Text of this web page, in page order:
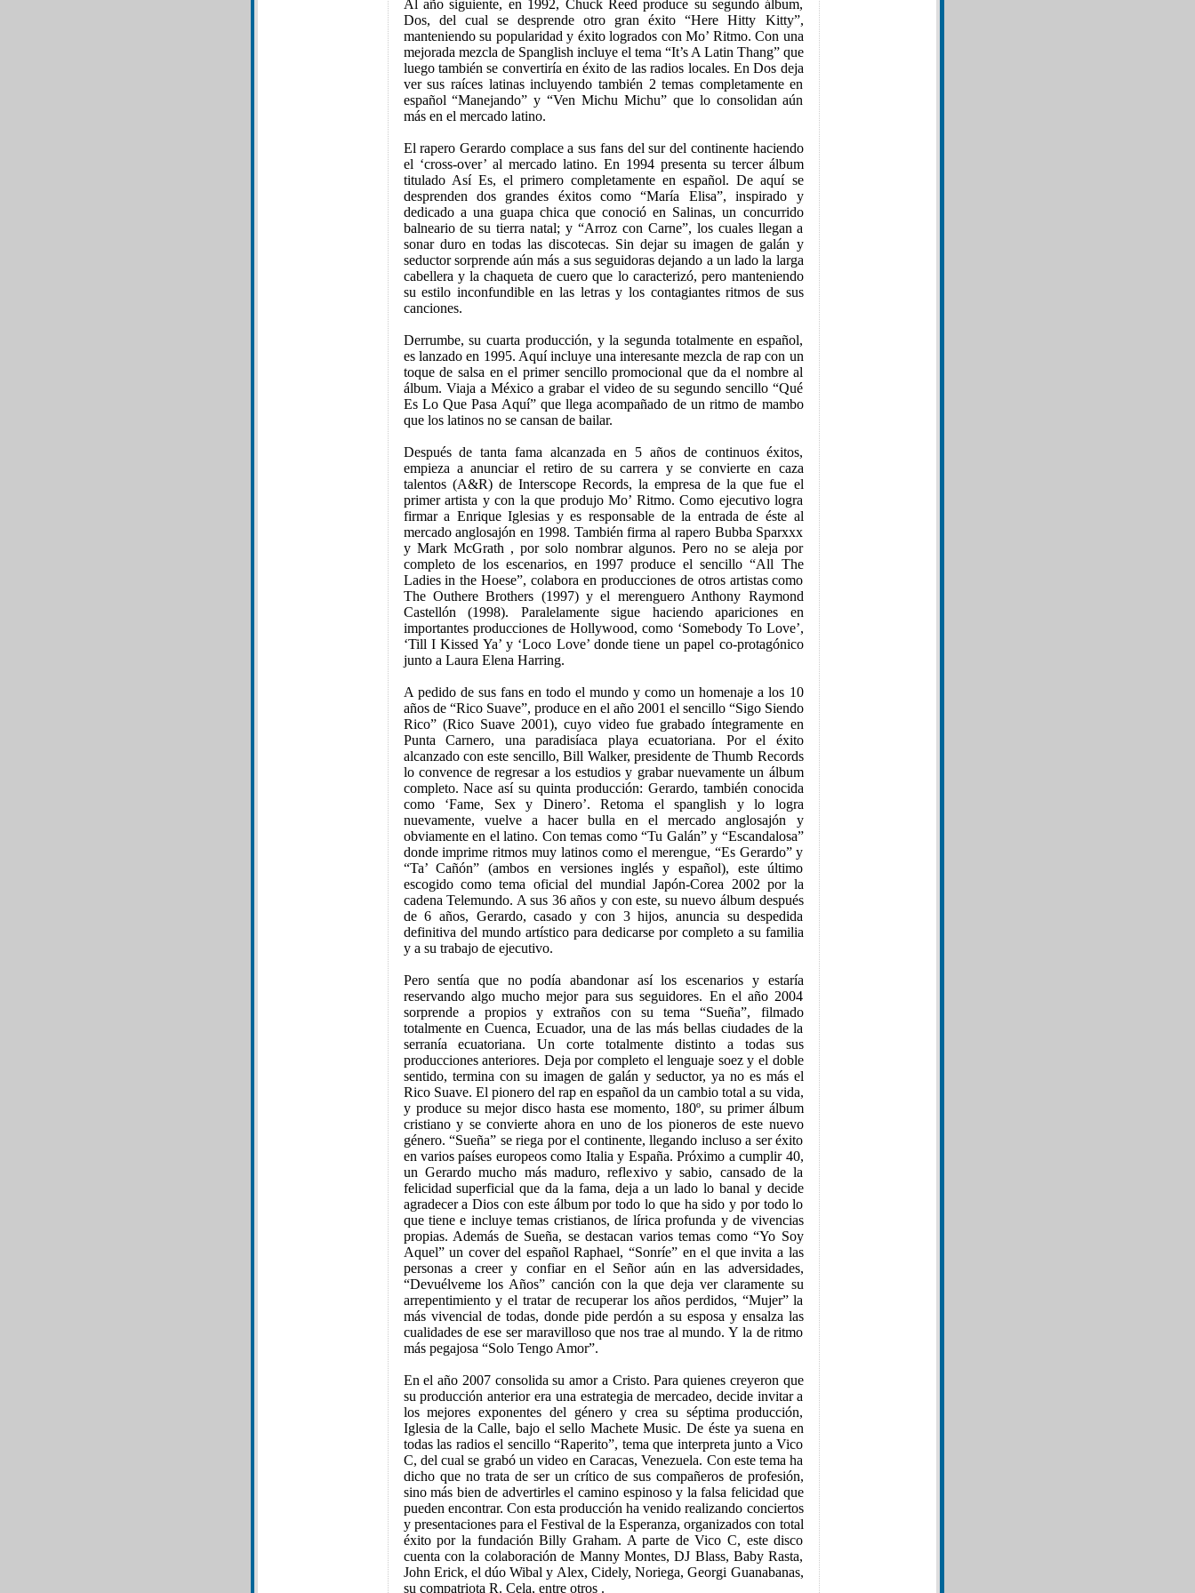
Al año siguiente, en 1992, Chuck Reed produce su segundo álbum,
Dos, del cual se desprende otro gran éxito “Here Hitty Kitty”,
manteniendo su popularidad y éxito logrados con Mo’ Ritmo. Con una
mejorada mezcla de Spanglish incluye el tema “It’s A Latin Thang” que
luego también se convertiría en éxito de las radios locales. En Dos deja
ver sus raíces latinas incluyendo también 2 temas completamente en
español “Manejando” y “Ven Michu Michu” que lo consolidan aún
más en el mercado latino.
El rapero Gerardo complace a sus fans del sur del continente haciendo
el ‘cross-over’ al mercado latino. En 1994 presenta su tercer álbum
titulado Así Es, el primero completamente en español. De aquí se
desprenden dos grandes éxitos como “María Elisa”, inspirado y
dedicado a una guapa chica que conoció en Salinas, un concurrido
balneario de su tierra natal; y “Arroz con Carne”, los cuales llegan a
sonar duro en todas las discotecas. Sin dejar su imagen de galán y
seductor sorprende aún más a sus seguidoras dejando a un lado la larga
cabellera y la chaqueta de cuero que lo caracterizó, pero manteniendo
su estilo inconfundible en las letras y los contagiantes ritmos de sus
canciones.
Derrumbe, su cuarta producción, y la segunda totalmente en español,
es lanzado en 1995. Aquí incluye una interesante mezcla de rap con un
toque de salsa en el primer sencillo promocional que da el nombre al
álbum. Viaja a México a grabar el video de su segundo sencillo “Qué
Es Lo Que Pasa Aquí” que llega acompañado de un ritmo de mambo
que los latinos no se cansan de bailar.
Después de tanta fama alcanzada en 5 años de continuos éxitos,
empieza a anunciar el retiro de su carrera y se convierte en caza
talentos (A&R) de Interscope Records, la empresa de la que fue el
primer artista y con la que produjo Mo’ Ritmo. Como ejecutivo logra
firmar a Enrique Iglesias y es responsable de la entrada de éste al
mercado anglosajón en 1998. También firma al rapero Bubba Sparxxx
y Mark McGrath , por solo nombrar algunos. Pero no se aleja por
completo de los escenarios, en 1997 produce el sencillo “All The
Ladies in the Hoese”, colabora en producciones de otros artistas como
The Outhere Brothers (1997) y el merenguero Anthony Raymond
Castellón (1998). Paralelamente sigue haciendo apariciones en
importantes producciones de Hollywood, como ‘Somebody To Love’,
‘Till I Kissed Ya’ y ‘Loco Love’ donde tiene un papel co-protagónico
junto a Laura Elena Harring.
A pedido de sus fans en todo el mundo y como un homenaje a los 10
años de “Rico Suave”, produce en el año 2001 el sencillo “Sigo Siendo
Rico” (Rico Suave 2001), cuyo video fue grabado íntegramente en
Punta Carnero, una paradisíaca playa ecuatoriana. Por el éxito
alcanzado con este sencillo, Bill Walker, presidente de Thumb Records
lo convence de regresar a los estudios y grabar nuevamente un álbum
completo. Nace así su quinta producción: Gerardo, también conocida
como ‘Fame, Sex y Dinero’. Retoma el spanglish y lo logra
nuevamente, vuelve a hacer bulla en el mercado anglosajón y
obviamente en el latino. Con temas como “Tu Galán” y “Escandalosa”
donde imprime ritmos muy latinos como el merengue, “Es Gerardo” y
“Ta’ Cañón” (ambos en versiones inglés y español), este último
escogido como tema oficial del mundial Japón-Corea 2002 por la
cadena Telemundo. A sus 36 años y con este, su nuevo álbum después
de 6 años, Gerardo, casado y con 3 hijos, anuncia su despedida
definitiva del mundo artístico para dedicarse por completo a su familia
y a su trabajo de ejecutivo.
Pero sentía que no podía abandonar así los escenarios y estaría
reservando algo mucho mejor para sus seguidores. En el año 2004
sorprende a propios y extraños con su tema “Sueña”, filmado
totalmente en Cuenca, Ecuador, una de las más bellas ciudades de la
serranía ecuatoriana. Un corte totalmente distinto a todas sus
producciones anteriores. Deja por completo el lenguaje soez y el doble
sentido, termina con su imagen de galán y seductor, ya no es más el
Rico Suave. El pionero del rap en español da un cambio total a su vida,
y produce su mejor disco hasta ese momento, 180º, su primer álbum
cristiano y se convierte ahora en uno de los pioneros de este nuevo
género. “Sueña” se riega por el continente, llegando incluso a ser éxito
en varios países europeos como Italia y España. Próximo a cumplir 40,
un Gerardo mucho más maduro, reflexivo y sabio, cansado de la
felicidad superficial que da la fama, deja a un lado lo banal y decide
agradecer a Dios con este álbum por todo lo que ha sido y por todo lo
que tiene e incluye temas cristianos, de lírica profunda y de vivencias
propias. Además de Sueña, se destacan varios temas como “Yo Soy
Aquel” un cover del español Raphael, “Sonríe” en el que invita a las
personas a creer y confiar en el Señor aún en las adversidades,
“Devuélveme los Años” canción con la que deja ver claramente su
arrepentimiento y el tratar de recuperar los años perdidos, “Mujer” la
más vivencial de todas, donde pide perdón a su esposa y ensalza las
cualidades de ese ser maravilloso que nos trae al mundo. Y la de ritmo
más pegajosa “Solo Tengo Amor”.
En el año 2007 consolida su amor a Cristo. Para quienes creyeron que
su producción anterior era una estrategia de mercadeo, decide invitar a
los mejores exponentes del género y crea su séptima producción,
Iglesia de la Calle, bajo el sello Machete Music. De éste ya suena en
todas las radios el sencillo “Raperito”, tema que interpreta junto a Vico
C, del cual se grabó un video en Caracas, Venezuela. Con este tema ha
dicho que no trata de ser un crítico de sus compañeros de profesión,
sino más bien de advertirles el camino espinoso y la falsa felicidad que
pueden encontrar. Con esta producción ha venido realizando conciertos
y presentaciones para el Festival de la Esperanza, organizados con total
éxito por la fundación Billy Graham. A parte de Vico C, este disco
cuenta con la colaboración de Manny Montes, DJ Blass, Baby Rasta,
John Erick, el dúo Wibal y Alex, Cidely, Noriega, Georgi Guanabanas,
su compatriota R. Cela, entre otros .